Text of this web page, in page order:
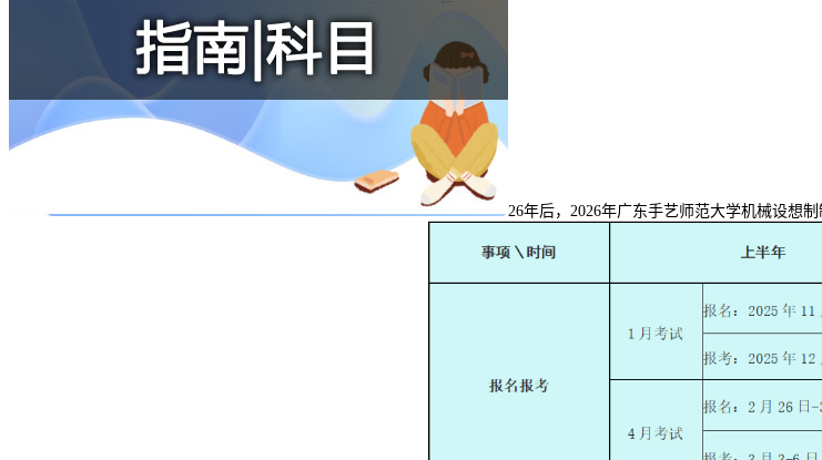
26年后，2026年广东手艺师范大学机械设想